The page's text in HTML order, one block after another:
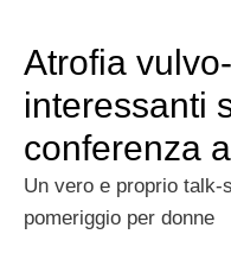
Atrofia
interessanti
conferenza
Un vero e proprio talk-
pomeriggio per donne